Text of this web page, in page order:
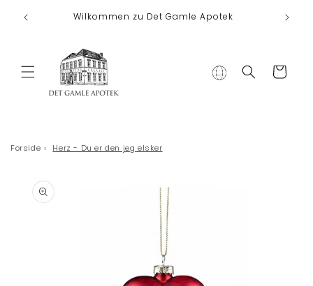
Inhalt
Wilkommen zu Det Gamle Apotek
Warenkorb
Forside › Herz - Du er den jeg elsker